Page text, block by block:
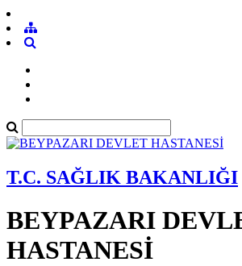
T.C. SAĞLIK BAKANLIĞI
BEYPAZARI
HASTANESİ